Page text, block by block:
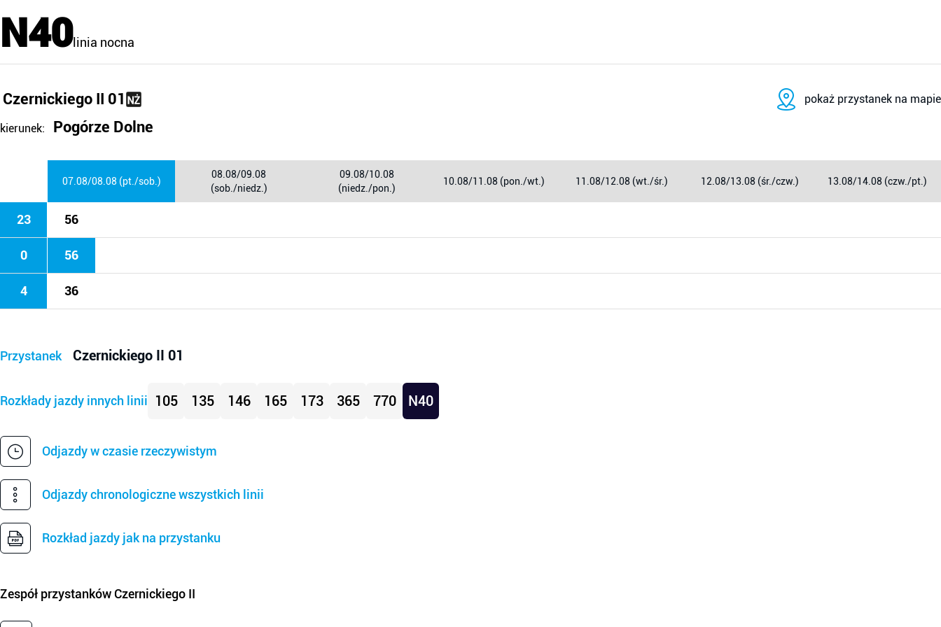
N40linia nocna
Czernickiego II 01 pokaż przystanek na mapie
kierunek: Pogórze Dolne
07.08/08.08 (pt./sob.)
08.08/09.08
(sob./niedz.)
09.08/10.08
(niedz./pon.)
10.08/11.08 (pon./wt.) 11.08/12.08 (wt./śr.) 12.08/13.08 (śr./czw.) 13.08/14.08 (czw./pt.)
23 56
0 56
4 36
Przystanek Czernickiego II 01
Rozkłady jazdy innych linii 105 135 146 165 173 365 770 N40
Odjazdy w czasie rzeczywistym
Odjazdy chronologiczne wszystkich linii
Rozkład jazdy jak na przystanku
Zespół przystanków Czernickiego II